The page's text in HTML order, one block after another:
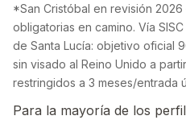
*San Cristóbal en revisión
obligatorias en camino. Vía
de Santa Lucía: objetivo oficial
sin visado al Reino Unido a
restringidos a 3 meses/entrada
Para la mayoría de los